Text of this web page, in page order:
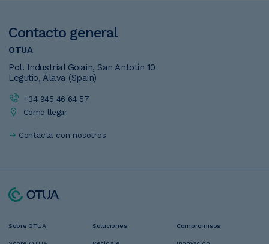
Contacto general
OTUA
Pol. Industrial Goiain, San Antolín 10
Legutio, Álava (Spain)
+34 945 46 64 57
Cómo llegar
Contacta con nosotros
Navegación
Sobre OTUA Soluciones Compromisos